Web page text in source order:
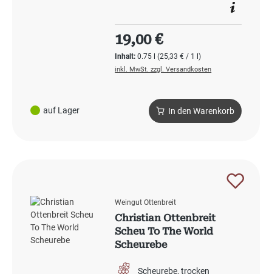
auf Lager
Inhalt:0.75 l(25,33 € / 1 l)
Regulärer Preis:
19,00 €
inkl. MwSt. zzgl. Versandkosten
In den Warenkorb
Weingut Ottenbreit
Christian Ottenbreit
Scheu To The World
Scheurebe
Scheurebe trocken